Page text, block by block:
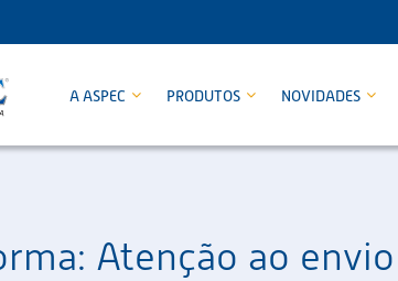
A ASPEC PRODUTOS NOVIDADES
Atenção ao envio